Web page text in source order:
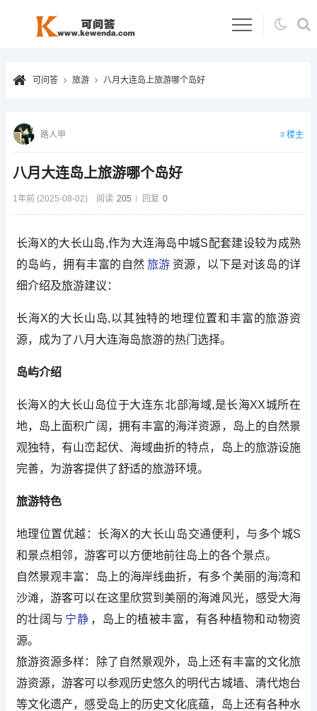
可问答 旅游 八月大连岛上旅游哪个岛好
八月大连岛上旅游哪个岛好
1年前 (2025-08-02) 阅读 205 回复 0
路人甲 楼主
长海X的大长山岛,作为大连海岛中城S配套建设较为成熟
的岛屿，拥有丰富的自然 旅游 资源，以下是对该岛的详
细介绍及旅游建议：
长海X的大长山岛,以其独特的地理位置和丰富的旅游资
源，成为了八月大连海岛旅游的热门选择。
岛屿介绍
长海X的大长山岛位于大连东北部海域,是长海XX城所在
地，岛上面积广阔，拥有丰富的海洋资源，岛上的自然景
观独特，有山峦起伏、海域曲折的特点，岛上的旅游设施
完善，为游客提供了舒适的旅游环境。
旅游特色
地理位置优越：长海X的大长山岛交通便利，与多个城S
和景点相邻，游客可以方便地前往岛上的各个景点。
自然景观丰富：岛上的海岸线曲折，有多个美丽的海湾和
沙滩，游客可以在这里欣赏到美丽的海滩风光，感受大海
的壮阔与 宁静 ，岛上的植被丰富，有各种植物和动物资
源。
旅游资源多样：除了自然景观外，岛上还有丰富的文化旅
游资源，游客可以参观历史悠久的明代古城墙、清代炮台
等文化遗产，感受岛上的历史文化底蕴，岛上还有各种水